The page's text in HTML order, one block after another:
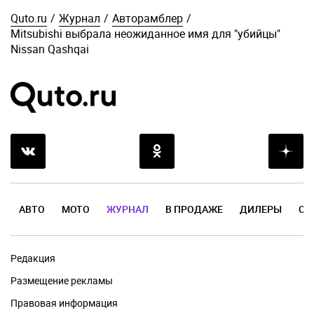
Quto.ru / Журнал / Авторамблер /
Mitsubishi выбрала неожиданное имя для "убийцы"
Nissan Qashqai
АВТО МОТО ЖУРНАЛ В ПРОДАЖЕ ДИЛЕРЫ
Редакция
Размещение рекламы
Правовая информация